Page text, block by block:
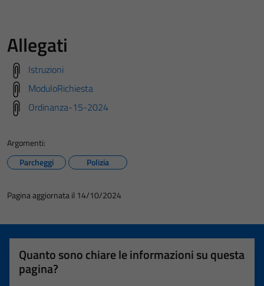
Allegati
Istruzioni
ModuloRichiesta
Ordinanza-15-2024
Argomenti:
Parcheggi
Polizia
Pagina aggiornata il 14/10/2024
Quanto sono chiare le informazioni su questa
pagina?